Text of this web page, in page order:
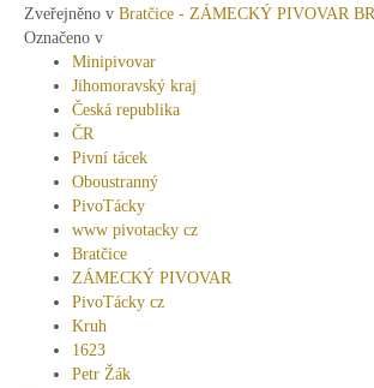
Zveřejněno v Bratčice - ZÁMECKÝ PIVOVAR
Označeno v
Minipivovar
Jihomoravský kraj
Česká republika
ČR
Pivní tácek
Oboustranný
PivoTácky
www pivotacky cz
Bratčice
ZÁMECKÝ PIVOVAR
PivoTácky cz
Kruh
1623
Petr Žák